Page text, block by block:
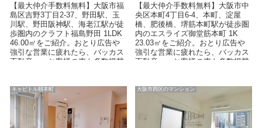
【最大仲介手数料無料】大阪市福
島区吉野3丁目2-37、野田駅、玉
川駅、野田阪神駅、海老江駅が徒
歩圏内のクラフト福島野田 1LDK
46.00㎡をご紹介。おとり広告や
強引な営業に疲れたら、バッカス
不動産へ。お客様の声も多数掲載
【最大仲介手数料無料】大阪市中
央区本町4丁目6-4、本町、淀屋
橋、肥後橋、堺筋本町駅が徒歩圏
内のエスライズ御堂筋本町 1K
23.03㎡をご紹介。おとり広告や
強引な営業に疲れたら、バッカス
不動産へ。お客様の声も多数掲載
キャピトル靱本町 大阪市西区のマンション